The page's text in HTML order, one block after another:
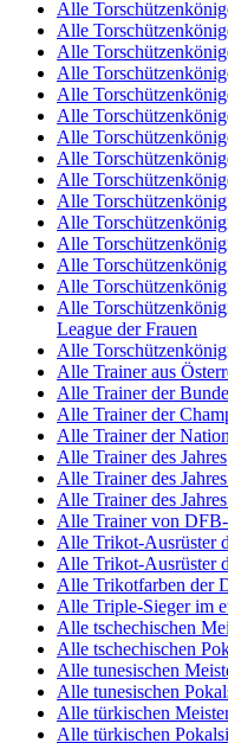
Alle
Alle
Alle
Alle
Alle
Alle
Alle
Alle
Alle
Alle
Alle
Alle
Alle
Alle
Alle
League der Frauen
Alle
Alle Trainer aus
Alle Trainer der
Alle Trainer der
Alle Trainer der
Alle Trainer des Jahres
Alle Trainer des
Alle Trainer des
Alle Trainer von
Alle Trikot-Ausrüster
Alle Trikot-Ausrüster
Alle Trikotfarben der
Alle Triple-Sieger im
Alle tschechischen
Alle tschechischen
Alle tunesischen
Alle tunesischen
Alle türkischen
Alle türkischen